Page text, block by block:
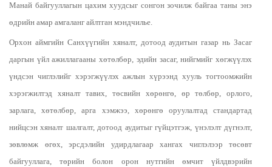
Манай байгууллагын цахим хуудсыг сонгон зочилж байгаа таны энэ
өдрийн амар амгаланг айлтган мэндчилье.
Орхон аймгийн Санхүүгийн хяналт, дотоод аудитын газар нь Засаг
даргын үйл ажиллагааны хөтөлбөр, эдийн засаг, нийгмийг хөгжүүлэх
үндсэн чиглэлийг хэрэгжүүлэх ажлын хүрээнд хууль тогтоомжийн
хэрэгжилтэд хяналт тавих, төсвийн хөрөнгө, өр төлбөр, орлого,
зарлага, хөтөлбөр, арга хэмжээ, хөрөнгө оруулалтад стандартад
нийцсэн хяналт шалгалт, дотоод аудитыг гүйцэтгэж, үнэлэлт дүгнэлт,
зөвлөмж өгөх, эрсдэлийн удирдлагаар хангах чиглэлээр төсөвт
байгууллага, төрийн болон орон нутгийн өмчит үйлдвэрийн